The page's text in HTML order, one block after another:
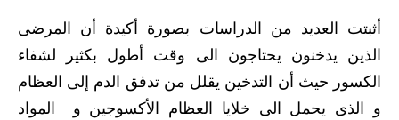
أثبتت العديد من الدراسات بصورة أكيدة أن المرضى
الذين يدخنون يحتاجون الى وقت أطول بكثير لشفاء
الكسور حيث أن التدخين يقلل من تدفق الدم إلى العظام
و الذى يحمل الى خلايا العظام الأكسوجين و المواد